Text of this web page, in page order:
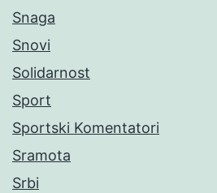
Snaga
Snovi
Solidarnost
Sport
Sportski Komentatori
Sramota
Srbi